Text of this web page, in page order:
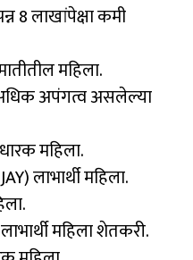
₹8 लाखांपेक्षा कमी
महिला.
अपंगत्व असलेल्या
महिला.
लाभार्थी महिला.
महिला शेतकरी.